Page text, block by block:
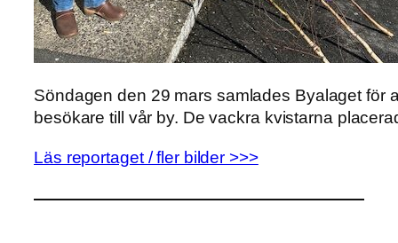
Söndagen den 29 mars samlades Byalaget för
besökare till vår by. De vackra kvistarna
Läs reportaget / fler bilder >>>